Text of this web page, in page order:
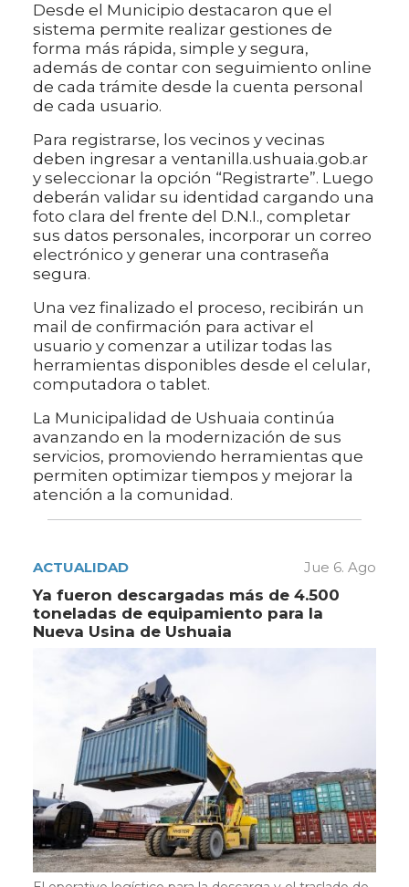
Desde el Municipio destacaron que el
sistema permite realizar gestiones de
forma más rápida, simple y segura,
además de contar con seguimiento online
de cada trámite desde la cuenta personal
de cada usuario.
Para registrarse, los vecinos y vecinas
deben ingresar a ventanilla.ushuaia.gob.ar
y seleccionar la opción “Registrarte”. Luego
deberán validar su identidad cargando una
foto clara del frente del D.N.I., completar
sus datos personales, incorporar un correo
electrónico y generar una contraseña
segura.
Una vez finalizado el proceso, recibirán un
mail de confirmación para activar el
usuario y comenzar a utilizar todas las
herramientas disponibles desde el celular,
computadora o tablet.
La Municipalidad de Ushuaia continúa
avanzando en la modernización de sus
servicios, promoviendo herramientas que
permiten optimizar tiempos y mejorar la
atención a la comunidad.
ACTUALIDAD Jue 6. Ago
Ya fueron descargadas más de 4.500
toneladas de equipamiento para la
Nueva Usina de Ushuaia